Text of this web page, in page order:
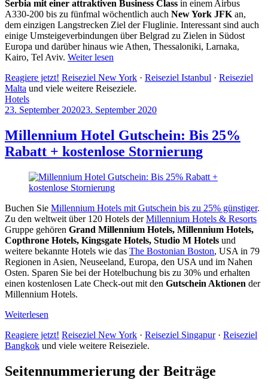
Serbia mit einer attraktiven Business Class in einem Airbus
A330-200 bis zu fünfmal wöchentlich auch New York JFKan,
dem einzigen Langstrecken Ziel der Fluglinie. Interessant sind auch
einige Umsteigeverbindungen über Belgrad zu Zielen in Südost
Europa und darüber hinaus wie Athen, Thessaloniki, Larnaka,
Kairo, Tel Aviv. Weiter lesen
Reagiere jetzt! Reiseziel New York · Reiseziel Istanbul · Reiseziel
Malta und viele weitere Reiseziele.
Hotels
23. September 202023. September 2020
Allan
Millennium Hotel Gutschein: Bis 25%
Rabatt + kostenlose Stornierung
Buchen Sie Millennium Hotels mit Gutschein bis zu 25% günstiger.
Zu den weltweit über 120 Hotels derMillennium Hotels & Resorts
Gruppe gehören Grand Millennium Hotels, Millennium Hotels,
Copthrone Hotels, Kingsgate Hotels, Studio M Hotels und
weitere bekannte Hotels wie das The Bostonian Boston, USA in 79
Regionen in Asien, Neuseeland, Europa, den USA und im Nahen
Osten. Sparen Sie bei der Hotelbuchung bis zu 30% und erhalten
einen kostenlosen Late Check-out mit den Gutschein Aktionen der
Millennium Hotels.
Weiterlesen
Reagiere jetzt! Reiseziel New York · Reiseziel Singapur· Reiseziel
Bangkok und viele weitere Reiseziele.
Seitennummerierung der Beiträge